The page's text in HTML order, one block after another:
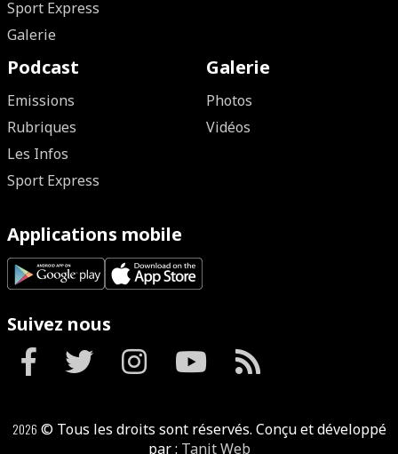
Sport Express
Galerie
Podcast
Emissions
Rubriques
Les Infos
Sport Express
Galerie
Photos
Vidéos
Applications mobile
Suivez nous
2026 © Tous les droits sont réservés. Conçu et développé
par : Tanit Web